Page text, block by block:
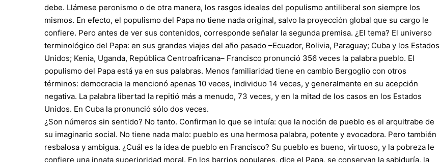
debe. Llámese peronismo o de otra manera, los rasgos ideales del populismo antiliberal son siempre los
mismos. En efecto, el populismo del Papa no tiene nada original, salvo la proyección global que su cargo le
confiere. Pero antes de ver sus contenidos, corresponde señalar la segunda premisa. ¿El tema? El universo
terminológico del Papa: en sus grandes viajes del año pasado –Ecuador, Bolivia, Paraguay; Cuba y los Estados
Unidos; Kenia, Uganda, República Centroafricana– Francisco pronunció 356 veces la palabra pueblo. El
populismo del Papa está ya en sus palabras. Menos familiaridad tiene en cambio Bergoglio con otros
términos: democracia la mencionó apenas 10 veces, individuo 14 veces, y generalmente en su acepción
negativa. La palabra libertad la repitió más a menudo, 73 veces, y en la mitad de los casos en los Estados
Unidos. En Cuba la pronunció sólo dos veces.
¿Son números sin sentido? No tanto. Confirman lo que se intuía: que la noción de pueblo es el arquitrabe de
su imaginario social. No tiene nada malo: pueblo es una hermosa palabra, potente y evocadora. Pero también
resbalosa y ambigua. ¿Cuál es la idea de pueblo en Francisco? Su pueblo es bueno, virtuoso, y la pobreza le
confiere una innata superioridad moral. En los barrios populares, dice el Papa, se conservan la sabiduría, la